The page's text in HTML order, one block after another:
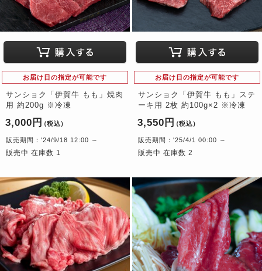
お届け日の指定が可能です
サンショク「伊賀牛 もも」焼肉
用 約200g ※冷凍
3,000円 （税込）
販売期間：'24/9/18 12:00 ～
販売中 在庫数 1
お届け日の指定が可能です
サンショク「伊賀牛 もも」ステ
ーキ用 2枚 約100g×2 ※冷凍
3,550円 （税込）
販売期間：'25/4/1 00:00 ～
販売中 在庫数 2